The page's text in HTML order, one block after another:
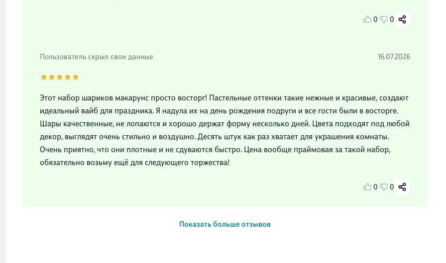
0 0
Пользователь скрыл свои данные 16.07.2026
Этот набор шариков макарунс просто восторг! Пастельные оттенки такие нежные и красивые, создают
идеальный вайб для праздника. Я надула их на день рождения подруги и все гости были в восторге.
Шары качественные, не лопаются и хорошо держат форму несколько дней. Цвета подходят под любой
декор, выглядят очень стильно и воздушно. Десять штук как раз хватает для украшения комнаты.
Очень приятно, что они плотные и не сдуваются быстро. Цена вообще праймовая за такой набор,
обязательно возьму ещё для следующего торжества!
0 0
Показать больше отзывов